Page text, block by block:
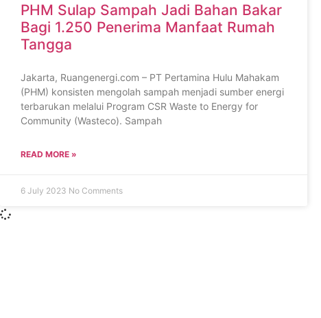
PHM Sulap Sampah Jadi Bahan Bakar
Bagi 1.250 Penerima Manfaat Rumah
Tangga
Jakarta, Ruangenergi.com – PT Pertamina Hulu Mahakam
(PHM) konsisten mengolah sampah menjadi sumber energi
terbarukan melalui Program CSR Waste to Energy for
Community (Wasteco). Sampah
READ MORE »
6 July 2023 No Comments